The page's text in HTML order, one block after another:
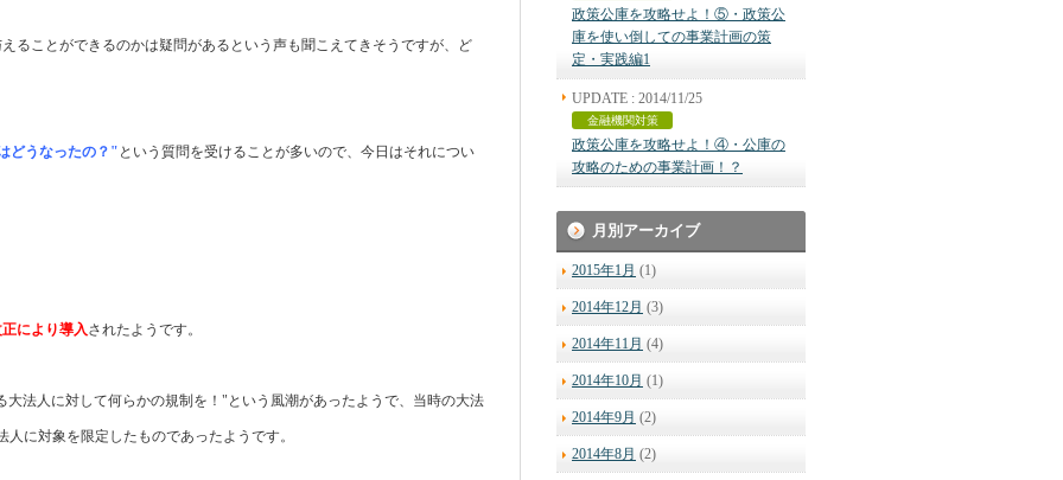
ることができるのかは疑問があるという声も聞こえてきそうですが、ど
どうなったの？" という質問を受けることが多いので、今日はそれについ
により導入されたようです。
大法人に対して何らかの規制を！"という風潮があったようで、当時の大法
に対象を限定したものであったようです。
政策公庫を攻略せよ！⑤・政策公
庫を使い倒しての事業計画の策
定・実践編1
UPDATE : 2014/11/25
金融機関対策
政策公庫を攻略せよ！④・公庫の
攻略のための事業計画！？
月別アーカイブ
2015年1月 (1)
2014年12月 (3)
2014年11月 (4)
2014年10月 (1)
2014年9月 (2)
2014年8月 (2)